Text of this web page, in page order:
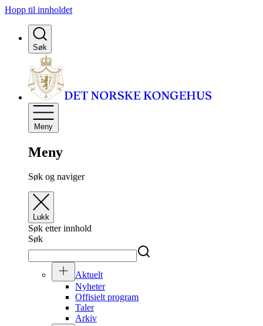
Hopp til innholdet
Søk
Meny
Meny
Søk og naviger
Lukk
Søk etter innhold
Søk
Aktuelt
Nyheter
Offisielt program
Taler
Arkiv